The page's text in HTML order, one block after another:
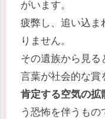
がいます。
疲弊し、追い込ま
りません。
その遺族から見
言葉が社会的な賞
肯定する空気の拡
う恐怖を伴うもの